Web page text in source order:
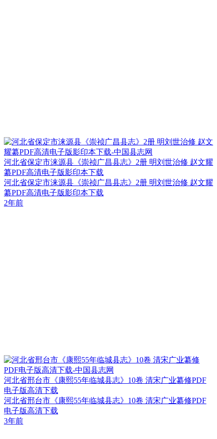
河北省保定市涞源县《崇祯广昌县志》2册 明刘世治修 赵文耀
纂PDF高清电子版影印本下载
河北省保定市涞源县《崇祯广昌县志》2册 明刘世治修 赵文耀
纂PDF高清电子版影印本下载
2年前
河北省邢台市《康熙55年临城县志》10卷 清宋广业纂修PDF
电子版高清下载
河北省邢台市《康熙55年临城县志》10卷 清宋广业纂修PDF
电子版高清下载
3年前